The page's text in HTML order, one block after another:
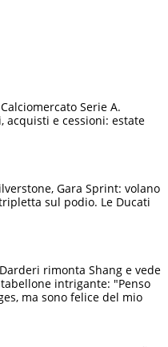
Serie A.
acquisti e cessioni: estate
Gara Sprint: volano
sul podio. Le Ducati
rimonta Shang e vede
intrigante: "Penso
ma sono felice del mio